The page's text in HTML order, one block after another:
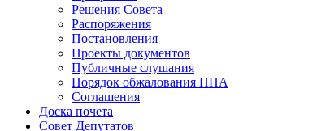
Решения Совета
Распоряжения
Постановления
Проекты документов
Публичные слушания
Порядок обжалования НПА
Соглашения
Доска почета
Совет Депутатов